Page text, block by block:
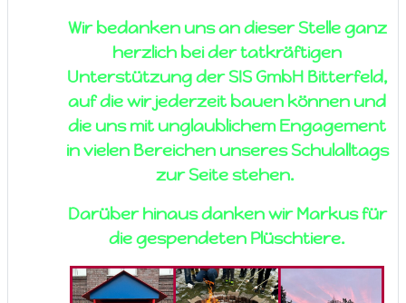
Wir bedanken uns an dieser Stelle ganz
herzlich bei der tatkräftigen
Unterstützung der SIS GmbH Bitterfeld,
auf die wir jederzeit bauen können und
die uns mit unglaublichem Engagement
in vielen Bereichen unseres Schulalltags
zur Seite stehen.
Darüber hinaus danken wir Markus für
die gespendeten Plüschtiere.